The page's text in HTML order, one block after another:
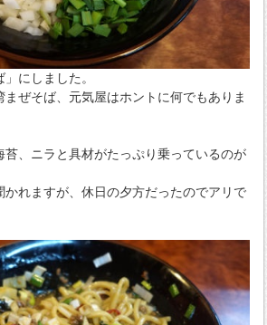
にしました。
ぜそば、元気屋はホントに何でもありま
苔、ニラと具材がたっぷり乗っているのが
かれますが、休日の夕方だったのでアリで